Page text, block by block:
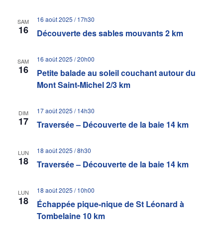
SAM
16 Découverte des sables mouvants 2 km
16 août 2025 / 17h30
SAM
16
Petite balade au soleil couchant autour du
Mont Saint-Michel 2/3 km
16 août 2025 / 20h00
DIM
17 Traversée – Découverte de la baie 14 km
17 août 2025 / 14h30
LUN
18 Traversée – Découverte de la baie 14 km
18 août 2025 / 8h30
LUN
18
Échappée pique-nique de St Léonard à
Tombelaine 10 km
18 août 2025 / 10h00